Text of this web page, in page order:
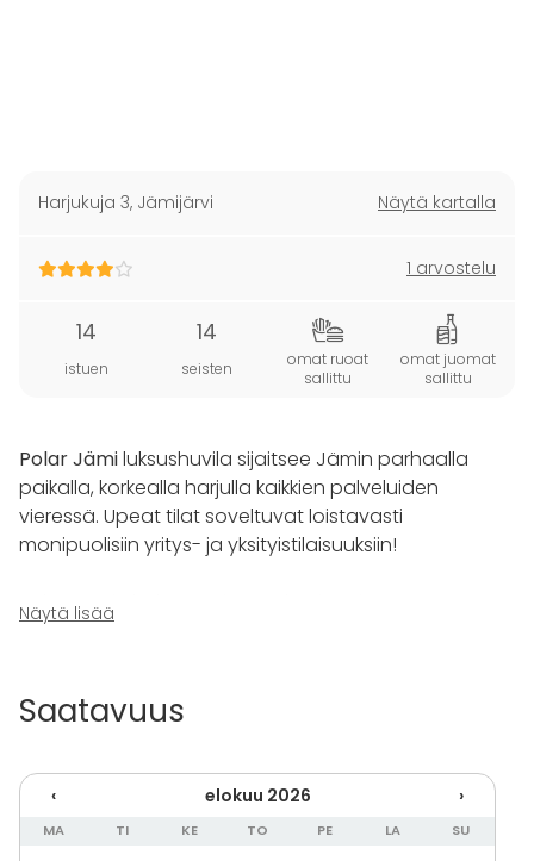
Harjukuja 3, Jämijärvi Näytä kartalla
1 arvostelu
14
istuen
14
seisten
omat ruoat
sallittu
omat juomat
sallittu
Polar Jämiluksushuvila sijaitsee Jämin parhaalla
paikalla, korkealla harjulla kaikkien palveluiden
vieressä. Upeat tilat soveltuvat loistavasti
monipuolisiin yritys- ja yksityistilaisuuksiin!
Polar Jämin hulppeat ja modernit puitteet täyttävät
vaativammatkin toiveet! Edustustason huvila tarjoaa
harjumaisemaa ihailllen, kokouspäivät sujuvat
huvilasta löytyy makuutilat 14 hengelle, ruokailutilat 20
hengelle sekä massiivinen – koko huvilan kiertävä
terassi. Terassilla on aina lämmin poreamme.
Näytä lisää
Saatavuus
‹ elokuu 2026 ›
MA TI KE TO PE LA SU